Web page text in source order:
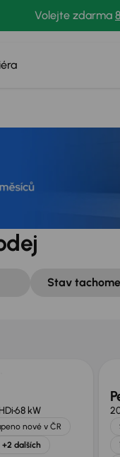
Volejte zdarma
Stav
68 kW
nové v ČR
+2 dalších